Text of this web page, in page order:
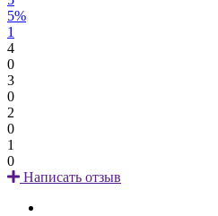
5%
1
4
0
3
0
2
0
1
0
Написать отзыв